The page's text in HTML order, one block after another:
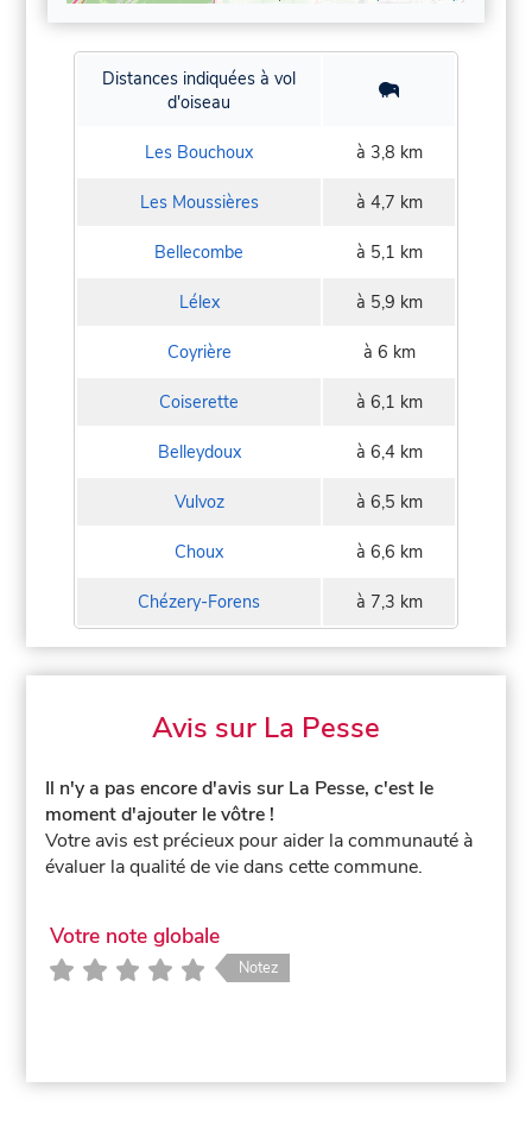
Distances indiquées à vol
d'oiseau
Les Bouchoux à 3,8 km
Les Moussières à 4,7 km
Bellecombe à 5,1 km
Lélex à 5,9 km
Coyrière à 6 km
Coiserette à 6,1 km
Belleydoux à 6,4 km
Vulvoz à 6,5 km
Choux à 6,6 km
Chézery-Forens à 7,3 km
Avis sur La Pesse
Il n'y a pas encore d'avis sur La Pesse, c'est le
moment d'ajouter le vôtre !
Votre avis est précieux pour aider la communauté à
évaluer la qualité de vie dans cette commune.
Votre note globale
Notez